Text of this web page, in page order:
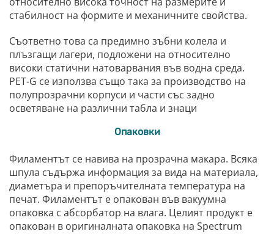
стабилност на формите и механичните свойства.
Съответно това са предимно зъбни колела и
плъзгащи лагери, подложени на относително
високи статични натоварвания във водна среда.
PET-G се използва също така за производство на
полупрозрачни корпуси и части със задно
осветяване на различни табла и знаци
Опаковки
Филаментът се навива на прозрачна макара. Всяка
шпула съдържа информация за вида на материала,
диаметъра и препоръчителната температура на
печат. Филаментът е опакован във вакуумна
опаковка с абсорбатор на влага. Целият продукт е
опакован в оригиналната опаковка на Spectrum